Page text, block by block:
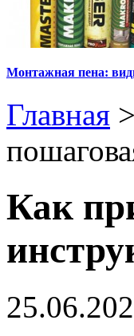
Монтажная пена:
Главная >
Как